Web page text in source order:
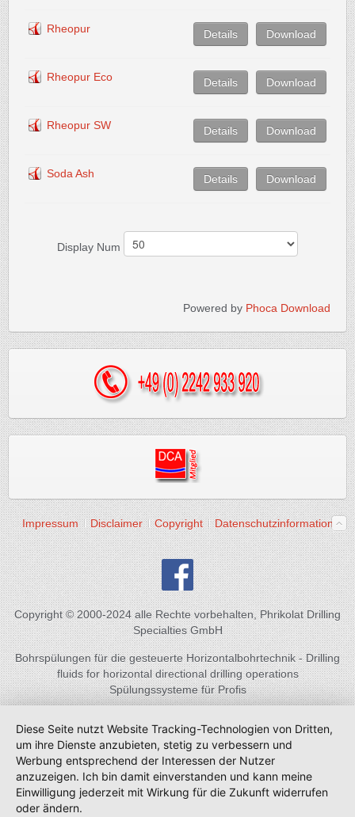
Rheopur Download
Details
Rheopur Eco Download
Details
Rheopur SW Download
Details
Soda Ash Download
Details
Display Num
Powered by Phoca Download
Impressum Disclaimer Copyright Datenschutzinformation
Copyright © 2000-2024 alle Rechte vorbehalten, Phrikolat Drilling
Specialties GmbH
Bohrspülungen für die gesteuerte Horizontalbohrtechnik - Drilling
fluids for horizontal directional drilling operations
Spülungssysteme für Profis
Diese Seite nutzt Website Tracking-Technologien von Dritten,
um ihre Dienste anzubieten, stetig zu verbessern und
Werbung entsprechend der Interessen der Nutzer
anzuzeigen. Ich bin damit einverstanden und kann meine
Einwilligung jederzeit mit Wirkung für die Zukunft widerrufen
oder ändern.